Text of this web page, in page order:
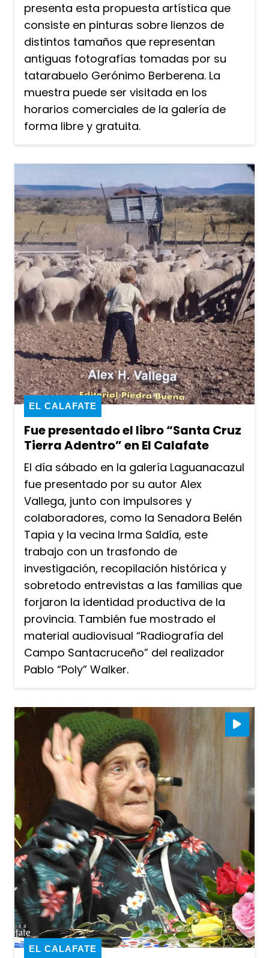
presenta esta propuesta artística que
consiste en pinturas sobre lienzos de
distintos tamaños que representan
antiguas fotografías tomadas por su
tatarabuelo Gerónimo Berberena. La
muestra puede ser visitada en los
horarios comerciales de la galería de
forma libre y gratuita.
Fue presentado el libro “Santa Cruz
Tierra Adentro” en El Calafate
EL CALAFATE
El día sábado en la galería Laguanacazul
fue presentado por su autor Alex
Vallega, junto con impulsores y
colaboradores, como la Senadora Belén
Tapia y la vecina Irma Saldía, este
trabajo con un trasfondo de
investigación, recopilación histórica y
sobretodo entrevistas a las familias que
forjaron la identidad productiva de la
provincia. También fue mostrado el
material audiovisual “Radiografía del
Campo Santacruceño” del realizador
Pablo “Poly” Walker.
EL CALAFATE